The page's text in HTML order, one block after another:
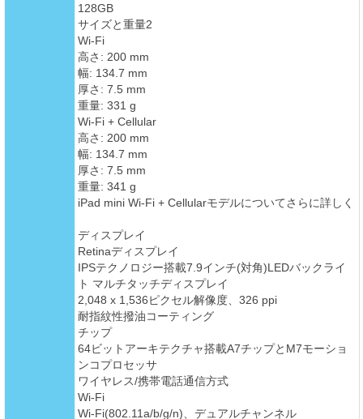
128GB
サイズと重量2
Wi-Fi
高さ: 200 mm
幅: 134.7 mm
厚さ: 7.5 mm
重量: 331 g
Wi-Fi + Cellular
高さ: 200 mm
幅: 134.7 mm
厚さ: 7.5 mm
重量: 341 g
iPad mini Wi-Fi + Cellularモデルについてさらに詳しく
ディスプレイ
Retinaディスプレイ
IPSテクノロジー搭載7.9インチ(対角)LEDバックライ
ト マルチタッチディスプレイ
2,048 x 1,536ピクセル解像度、326 ppi
耐指紋性撥油コーティング
チップ
64ビットアーキテクチャ搭載A7チップとM7モーショ
ンコプロセッサ
ワイヤレス/携帯電話通信方式
Wi-Fi
Wi-Fi(802.11a/b/g/n)、デュアルチャンネル